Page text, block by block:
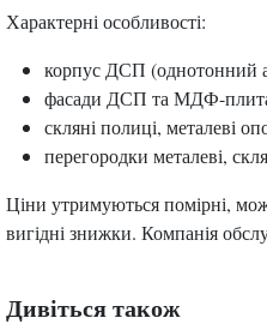
Характерні особливості:
корпус ДСП (однотонний
фасади ДСП та МДФ-
скляні полиці, металеві
перегородки металеві,
Ціни утримуються помірні,
вигідні знижки. Компанія
Дивіться також